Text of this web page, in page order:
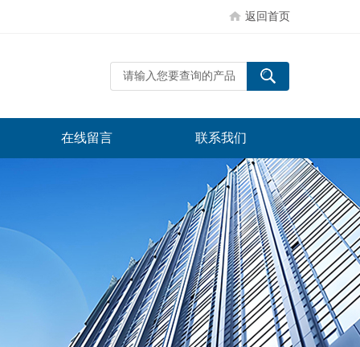
返回首页
在线留言 联系我们